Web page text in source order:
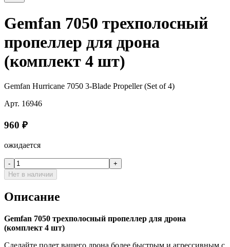
Gemfan 7050 трехполосный
пропеллер для дрона
(комплект 4 шт)
Gemfan Hurricane 7050 3-Blade Propeller (Set of 4)
Арт. 16946
960 ₽
ожидается
-
+
Нет в наличии
Описание
Gemfan 7050 трехполосный пропеллер для дрона
(комплект 4 шт)
Сделайте полет вашего дрона более быстрым и агрессивным с